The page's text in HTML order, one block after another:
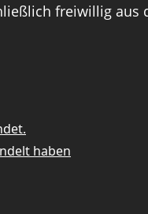
freiwillig
haben